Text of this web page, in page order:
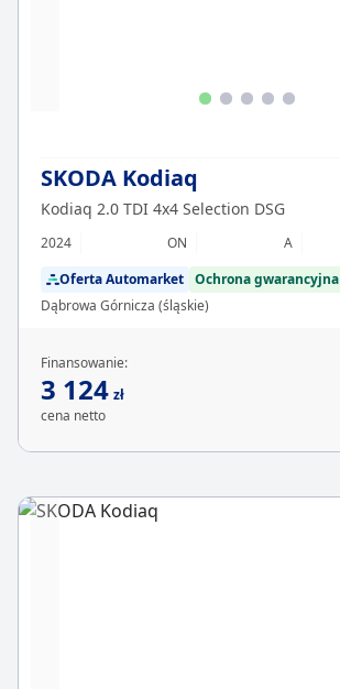
SKODA Kodiaq
Kodiaq 2.0 TDI 4x4 Selection DSG
2024 ON A
Oferta Automarket Ochrona gwarancyjna
Dąbrowa Górnicza (śląskie)
Finansowanie:
3 124 zł
cena netto